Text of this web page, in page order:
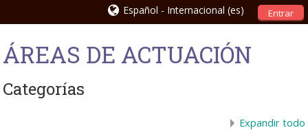
Entrar
Español - Internacional ‎(es)‎
ÁREAS DE ACTUACIÓN
Categorías
Expandir todo